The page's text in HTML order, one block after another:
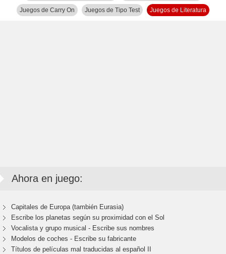
Juegos de Carry On Juegos de Tipo Test Juegos de Literatura
Ahora en juego:
Capitales de Europa (también Eurasia)
Escribe los planetas según su proximidad con el Sol
Vocalista y grupo musical - Escribe sus nombres
Modelos de coches - Escribe su fabricante
Títulos de películas mal traducidas al español II